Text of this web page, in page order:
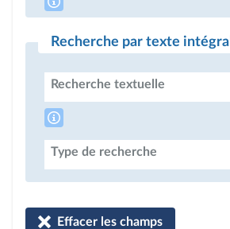
Recherche par texte intégral
Recherche textuelle
Type de recherche
Effacer les champs